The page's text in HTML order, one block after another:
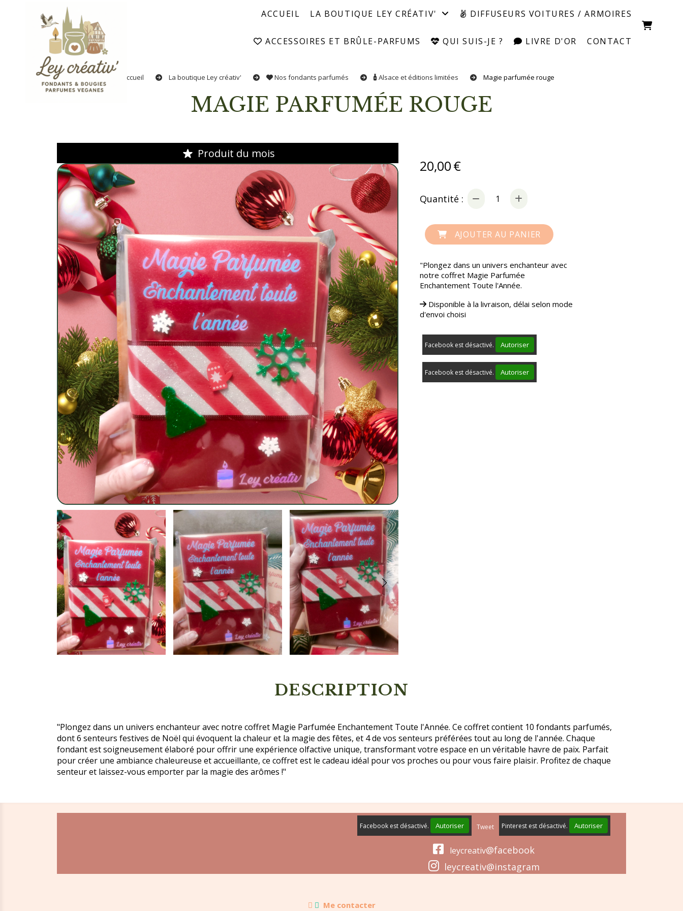
ACCUEIL LA BOUTIQUE LEY CRÉATIV' DIFFUSEURS VOITURES / ARMOIRES
ACCESSOIRES ET BRÛLE-PARFUMS QUI SUIS-JE ? LIVRE D'OR CONTACT
Accueil La boutique Ley créativ' Nos fondants parfumés Alsace et éditions limitées Magie parfumée rouge
MAGIE PARFUMÉE ROUGE
Produit du mois
20,00€
Quantité :
AJOUTER AU PANIER
"Plongez dans un univers enchanteur avec
notre coffret Magie Parfumée
Enchantement Toute l'Année.
Disponible à la livraison, délai selon mode
d'envoi choisi
Facebook est désactivé. Autoriser
Facebook est désactivé. Autoriser
DESCRIPTION
"Plongez dans un univers enchanteur avec notre coffret Magie Parfumée Enchantement Toute l'Année. Ce coffret contient 10 fondants parfumés,
dont 6 senteurs festives de Noël qui évoquent la chaleur et la magie des fêtes, et 4 de vos senteurs préférées tout au long de l'année. Chaque
fondant est soigneusement élaboré pour offrir une expérience olfactive unique, transformant votre espace en un véritable havre de paix. Parfait
pour créer une ambiance chaleureuse et accueillante, ce coffret est le cadeau idéal pour vos proches ou pour vous faire plaisir. Profitez de chaque
senteur et laissez-vous emporter par la magie des arômes !"
Facebook est désactivé. Autoriser Tweet Pinterest est désactivé. Autoriser
 leycreativ@facebook
leycreativ@instagram
  Me contacter